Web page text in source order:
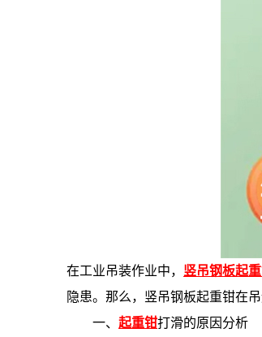
在工业吊装作业中， 竖吊钢板起
隐患。那么，竖吊钢板起重钳在
一、 起重钳打滑的原因分析